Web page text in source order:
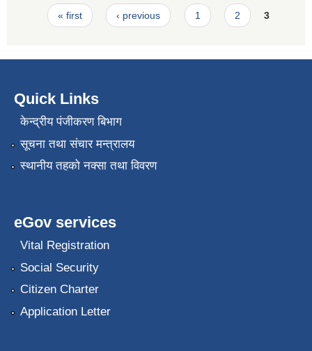
Pages
« first ‹ previous 1 2 3
Quick Links
केन्द्रीय पंजीकरण बिभाग
सूचना तथा संचार मन्त्रालय
स्थानीय तहको नक्सा तथा विवरण
eGov services
Vital Registration
Social Security
Citizen Charter
Application Letter